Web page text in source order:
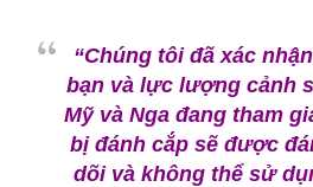
“Chúng tôi đã xác
bạn và lực lượng cảnh
Mỹ và Nga đang tham
bị đánh cắp sẽ được
dõi và không thể sử